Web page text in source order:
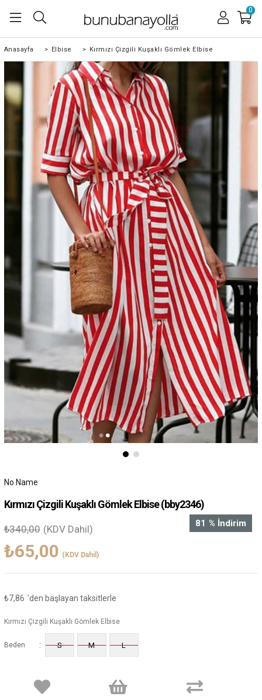
0
Anasayfa > Elbise > Kırmızı Çizgili Kuşaklı Gömlek Elbise
No Name
Kırmızı Çizgili Kuşaklı Gömlek Elbise(bby2346)
%
81 İndirim
₺340,00 (KDV Dahil)
₺65,00 (KDV Dahil)
₺7,86 'den başlayan taksitlerle
Kırmızı Çizgili Kuşaklı Gömlek Elbise
Beden : S M L